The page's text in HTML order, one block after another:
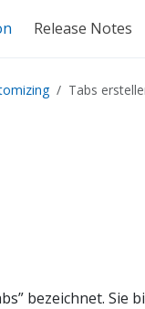
Release Notes
Tabs
bezeichnet.